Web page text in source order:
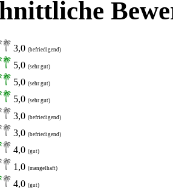
3,0 (befriedigend)
5,0 (sehr gut)
5,0 (sehr gut)
5,0 (sehr gut)
3,0 (befriedigend)
3,0 (befriedigend)
4,0 (gut)
1,0 (mangelhaft)
4,0 (gut)